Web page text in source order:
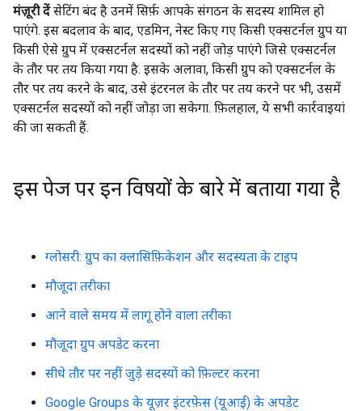
मंज़ूरी देंसेटिंग बंद है उनमें सिर्फ़ आपके संगठन के सदस्य शामिल हो
पाएंगे. इस बदलाव के बाद, एडमिन, नेस्ट किए गए किसी एक्सटर्नल ग्रुप या
किसी ऐसे ग्रुप में एक्सटर्नल सदस्यों को नहीं जोड़ पाएंगे जिसे एक्सटर्नल
के तौर पर तय किया गया है. इसके अलावा, किसी ग्रुप को एक्सटर्नल के
तौर पर तय करने के बाद, उसे इंटरनल के तौर पर तय करने पर भी, उसमें
एक्सटर्नल सदस्यों को नहीं जोड़ा जा सकेगा. फ़िलहाल, ये सभी कार्रवाइयां
की जा सकती हैं.
इस पेज पर इन विषयों के बारे में बताया गया है
ग्लोसरी: ग्रुप का क्लासिफ़िकेशन और सदस्यता के टाइप
मौजूदा तरीका
आने वाले समय में लागू होने वाला तरीका
मौजूदा ग्रुप अपडेट करना
सीधे तौर पर नहीं जुड़े सदस्यों को फ़िल्टर करना
Google Groups के यूज़र इंटरफ़ेस (यूआई) के अपडेट